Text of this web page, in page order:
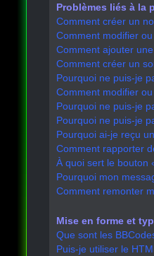
Problèmes liés à la
Comment créer un
Comment modifier
Comment ajouter
Comment créer un
Pourquoi ne puis-je
Comment modifier
Pourquoi ne puis-je
Pourquoi ne puis-je
Pourquoi ai-je reçu
Comment rapporter
À quoi sert le bouton
Pourquoi mon
Comment remonter
Mise en forme et
Que sont les
Puis-je utiliser le